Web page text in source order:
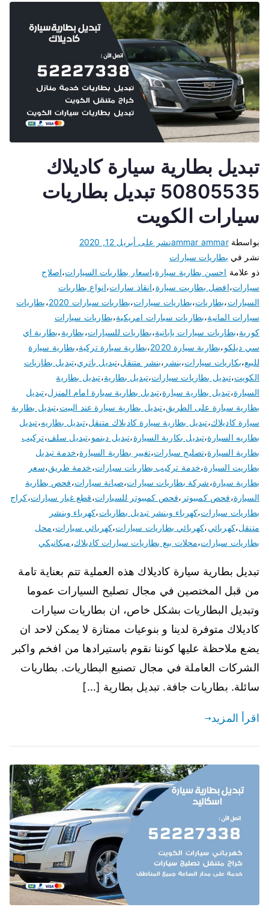
تبديل بطارية سيارة كاديلاك
50805535 تبديل بطاريات
سيارات الكويت
بواسطةammar ammarنشر على أبريل 12, 2020
نشر في بطاريات سيارات
ذو علامة احسن بطارية سيارة،اسعار بطاريات السيارات،اصلاح
سيارات،افضل بطاريت سيارة،انقاذ سارات،انواع بطاريات
السيارات،بطاريات،بطاريات سيارات،بطاريات سيارات 2020 ،بطاريات
سيارات المانية،بطاريات سيارات امريكية،بطاريات سيارات
كورية،بطاريات سيارات يابانية،بطاريات للسيارات،بطارية،بطارية اي
سي ديلكو،بطارية سيارة 2020 ،بطارية سيارة تركية،بطارية سيارة
للبيع،بكاريات سيارات،بنشر ،بنشر متنقل،تبديل باتري،تبديل بطاريات
الكويت،تبديل بطاريات سيارات،تبديل بطارية،تبديل بطارية
السيارة،تبديل بطارية سيارة،تبديل بطارية سيارة امام المنزل،تبديل
بطارية سيارة على الطريق،تبديل بطارية سيارة عند البيت،تبديل بطارية
سيارة كاديلاك،تبديل بطارية سيارة كاديلاك متنقل،تبديل بطاريه،تبديل
بطاريه السيارة،تبديل بكارية السيارة،تبديل دينمو،تبديل سلف،تركيب
بطارية السيارة،تصليح سيارات،تغيير بطارية السيارة،خدمة تبديل
بطاريت السيارة،خدمة تركيب بطاريات سيارات،خدمة طريق،سعر
بطارية سيارة،شركة بطاريات سيارات،صيانة سيارات،فحص بطارية
السيارة،فحص كمبيوتر ،فحص كمبيوتر للسيارات،قطع غيار سيارات،كراج
بطاريات سيارات،كهرباء وبنشر تبديل بطاريات،كهرباء وبنشر
متنقل،كهربائي،كهربائي بطاريات سيارات،كهربائي سيارات،محل
بطاريات سيارات،محلات بيع بطاريات سيارات كاديلاك،ميكانيكي
تبديل بطارية سيارة كاديلاك هذه العملية تتم بعناية تامة
من قبل المختصين في مجال تصليح السيارات عموما
وتبديل البطاريات بشكل خاص، ان بطاريات سيارات
كاديلاك متوفرة لدينا و بنوعيات ممتازة لا يمكن لاحد ان
يضع ملاحظة عليها كوننا نقوم باستيرادها من افخم واكبر
الشركات العاملة في مجال تصنيع البطاريات. بطاريات
سائلة. بطاريات جافة. تبديل بطارية […]
اقرأ المزيد